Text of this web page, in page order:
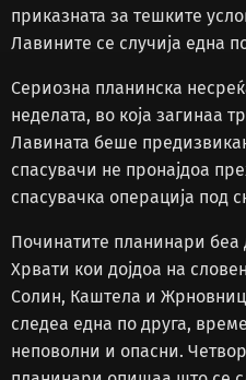
приказната за тешките
Лавините се случија една
Сериозна планинска
неделата, во која загинаа
Лавината беше
спасувачи не пронајдоа
спасувачка операција под
Починатите планинари беа
Хрвати кои дојдоа на
Солин, Каштела и
следеа една по друга,
неповолни и опасни.